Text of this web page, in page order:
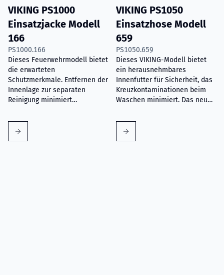
VIKING PS1000
Einsatzjacke Modell
166
PS1000.166
Dieses Feuerwehrmodell bietet
die erwarteten
Schutzmerkmale. Entfernen der
Innenlage zur separaten
Reinigung minimiert
optionale Rettungsschlaufe
erhöht die Sicherheit, und das
im Knie integrierte DRD
VIKING PS1050
Einsatzhose Modell
659
PS1050.659
Dieses VIKING-Modell bietet
ein herausnehmbares
Innenfutter für Sicherheit, das
Kreuzkontaminationen beim
Waschen minimiert. Das neu
Kniebereich erleichtert die
Gewichtsverteilung für
Rettungsmaßnahmen.